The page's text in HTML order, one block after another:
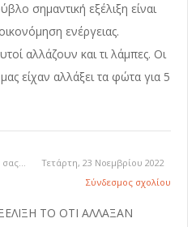
σημαντική εξέλιξη είναι
ενέργειας.
αλλάζουν και τι λάμπες. Οι
είχαν αλλάξει τα φώτα για 5
σας...
Τετάρτη, 23 Νοεμβρίου 2022
Σύνδεσμος σχολίου
ΤΟ ΟΤΙ ΑΛΛΑΞΑΝ